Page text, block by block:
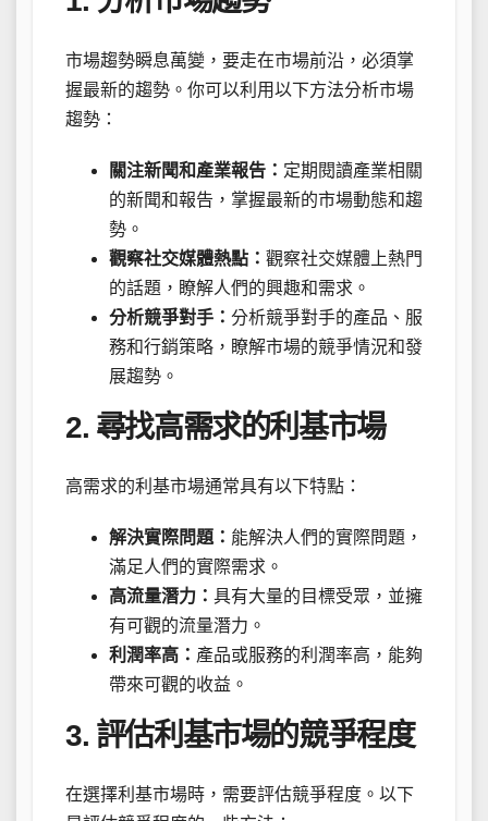
市場趨勢瞬息萬變，要走在市場前沿，必須掌
握最新的趨勢。你可以利用以下方法分析市場
趨勢：
關注新聞和產業報告： 定期閱讀產業相關
的新聞和報告，掌握最新的市場動態和趨
勢。
觀察社交媒體熱點： 觀察社交媒體上熱門
的話題，瞭解人們的興趣和需求。
分析競爭對手： 分析競爭對手的產品、服
務和行銷策略，瞭解市場的競爭情況和發
展趨勢。
2. 尋找高需求的利基市場
高需求的利基市場通常具有以下特點：
解決實際問題： 能解決人們的實際問題，
滿足人們的實際需求。
高流量潛力： 具有大量的目標受眾，並擁
有可觀的流量潛力。
利潤率高： 產品或服務的利潤率高，能夠
帶來可觀的收益。
3. 評估利基市場的競爭程度
在選擇利基市場時，需要評估競爭程度。以下